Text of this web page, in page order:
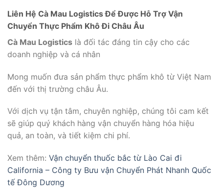
Liên Hệ Cà Mau Logistics Để Được Hỗ Trợ Vận
Chuyển Thực Phẩm Khô Đi Châu Âu
Cà Mau Logistics là đối tác đáng tin cậy cho các
doanh nghiệp và cá nhân
Mong muốn đưa sản phẩm thực phẩm khô từ Việt Nam
đến với thị trường châu Âu.
Với dịch vụ tận tâm, chuyên nghiệp, chúng tôi cam kết
sẽ giúp quý khách hàng vận chuyển hàng hóa hiệu
quả, an toàn, và tiết kiệm chi phí.
Xem thêm: Vận chuyển thuốc bắc từ Lào Cai đi
California – Công ty Bưu vận Chuyển Phát Nhanh Quốc
tế Đông Dương